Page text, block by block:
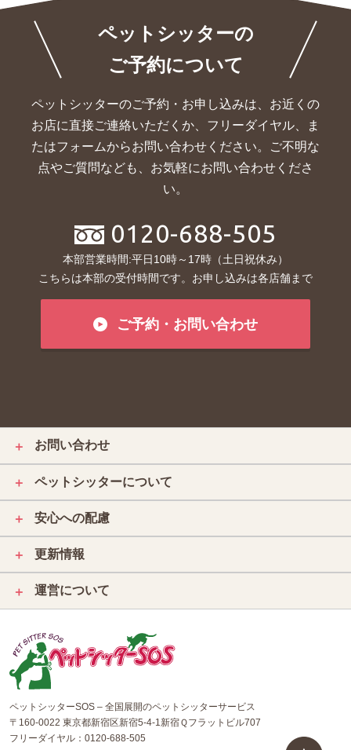
ペットシッターの
ご予約について
ペットシッターのご予約・お申し込みは、お近くの
お店に直接ご連絡いただくか、 フリーダイヤル、ま
たはフォームからお問い合わせください。ご不明な
点やご質問なども、お気軽にお問い合わせくださ
い。
0120-688-505
本部営業時間:平日10時～17時（土日祝休み）
こちらは本部の受付時間です。お申し込みは各店舗まで
ご予約・お問い合わせ
＋ お問い合わせ
＋ ペットシッターについて
＋ 安心への配慮
＋ 更新情報
＋ 運営について
ペットシッターSOS – 全国展開のペットシッターサービス
〒160-0022 東京都新宿区新宿5-4-1新宿Ｑフラットビル707
フリーダイヤル： 0120-688-505